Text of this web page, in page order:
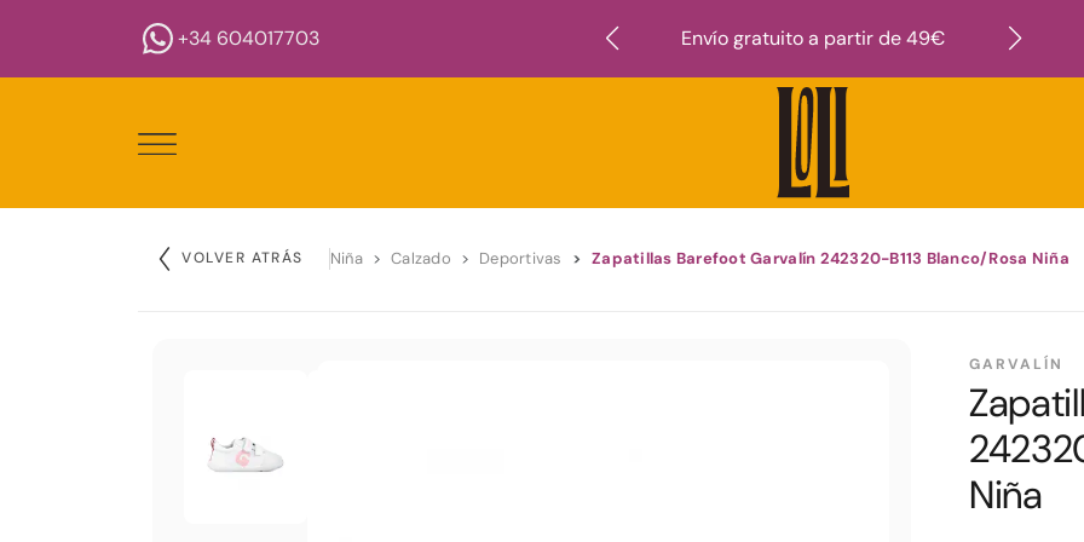
+34 604017703 Envío gratuito a partir de 49€
VOLVER ATRÁS Niña Calzado Deportivas Zapatillas Barefoot Garvalín 242320-B113 Blanco/Rosa Niña
GARVALÍN
Niña